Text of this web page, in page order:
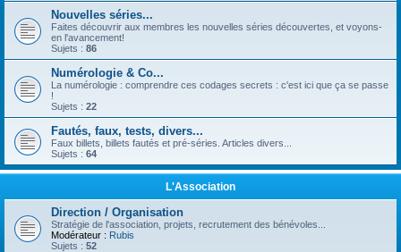
Nouvelles séries...
Faites découvrir aux membres les nouvelles séries découvertes, et voyons-
en l'avancement!
Sujets : 86
Numérologie & Co...
La numérologie : comprendre ces codages secrets : c'est ici que ça se passe
!
Sujets : 22
Fautés, faux, tests, divers...
Faux billets, billets fautés et pré-séries. Articles divers...
Sujets : 64
L'Association
Direction / Organisation
Stratégie de l'association, projets, recrutement des bénévoles...
Modérateur : Rubis
Sujets : 52